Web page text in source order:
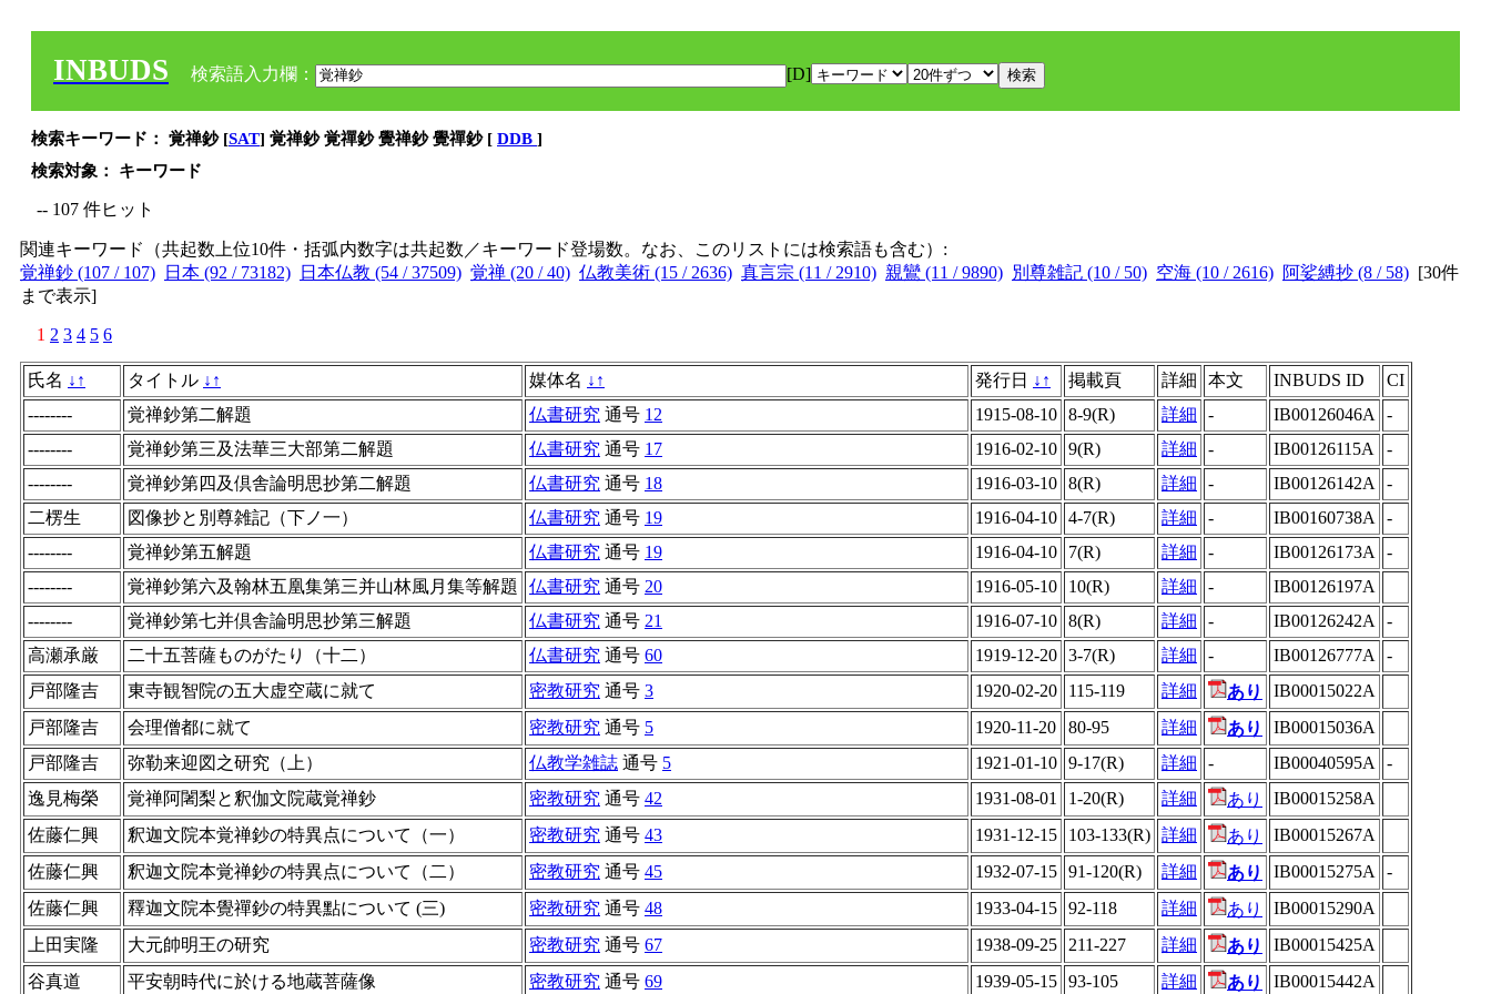
INBUDS 検索語入力欄： [D]
検索キーワード： 覚禅鈔 [SAT] 覚禅鈔 覚禪鈔 覺禅鈔 覺禪鈔 [ DDB ]
検索対象： キーワード
-- 107 件ヒット
関連キーワード（共起数上位10件・括弧内数字は共起数／キーワード登場数。なお、このリストには検索語も含む）:
覚禅鈔 (107 / 107)
日本 (92 / 73182) 日本仏教 (54 / 37509) 覚禅 (20 / 40) 仏教美術 (15 / 2636) 真言宗 (11 / 2910) 親鸞 (11 / 9890) 別尊雑記 (10 / 50) 空海 (10 / 2616) 阿娑縛抄 (8 / 58) [30件
まで表示]
1 2 3 4 5 6
氏名 ↓ ↑ タイトル ↓ ↑ 媒体名 ↓ ↑ 発行日 ↓ ↑ 掲載頁 詳細 本文 INBUDS ID
CI
--------
覚禅鈔第二解題 仏書研究 通号 12 1915-08-10 8-9(R) 詳細 - IB00126046A
-
--------
覚禅鈔第三及法華三大部第二解題 仏書研究 通号 17 1916-02-10 9(R) 詳細 - IB00126115A
-
--------
覚禅鈔第四及倶舎論明思抄第二解題 仏書研究 通号 18 1916-03-10 8(R) 詳細 - IB00126142A
-
二楞生
図像抄と別尊雑記（下ノ一） 仏書研究 通号 19 1916-04-10 4-7(R) 詳細 - IB00160738A
-
--------
覚禅鈔第五解題 仏書研究 通号 19 1916-04-10 7(R) 詳細 - IB00126173A
-
--------
覚禅鈔第六及翰林五凰集第三并山林風月集等解題 仏書研究 通号 20 1916-05-10 10(R) 詳細 -
IB00126197A
--------
覚禅鈔第七并倶舎論明思抄第三解題 仏書研究 通号 21 1916-07-10 8(R) 詳細 - IB00126242A
-
高瀬承厳
二十五菩薩ものがたり（十二） 仏書研究 通号 60 1919-12-20 3-7(R) 詳細 - IB00126777A
-
戸部隆吉
東寺観智院の五大虚空蔵に就て 密教研究 通号 3 1920-02-20 115-119 詳細 あり
IB00015022A
戸部隆吉
会理僧都に就て 密教研究 通号 5 1920-11-20 80-95 詳細 あり
IB00015036A
戸部隆吉
弥勒来迎図之研究（上） 仏教学雑誌 通号 5 1921-01-10 9-17(R) 詳細 - IB00040595A
-
逸見梅榮
覚禅阿闍梨と釈伽文院蔵覚禅鈔 密教研究 通号 42 1931-08-01 1-20(R) 詳細 あり
IB00015258A
佐藤仁興
釈迦文院本覚禅鈔の特異点について（一） 密教研究 通号 43 1931-12-15 103-133(R) 詳細 あり
IB00015267A
佐藤仁興
釈迦文院本覚禅鈔の特異点について（二） 密教研究 通号 45 1932-07-15 91-120(R) 詳細 あり IB00015275A
-
佐藤仁興
釋迦文院本覺禪鈔の特異點について (三) 密教研究 通号 48 1933-04-15 92-118 詳細 あり
IB00015290A
上田実隆
大元帥明王の研究 密教研究 通号 67 1938-09-25 211-227 詳細 あり
IB00015425A
谷真道
平安朝時代に於ける地蔵菩薩像 密教研究 通号 69 1939-05-15 93-105 詳細 あり IB00015442A